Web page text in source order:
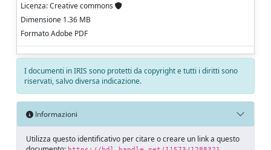
Licenza: Creative commons
Dimensione 1.36 MB
Formato Adobe PDF
I documenti in IRIS sono protetti da copyright e tutti i diritti sono
riservati, salvo diversa indicazione.
Informazioni
Utilizza questo identificativo per citare o creare un link a questo